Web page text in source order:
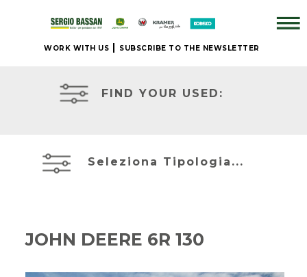
WORK WITH US SUBSCRIBE TO THE NEWSLETTER
NEW
FIND YOUR USED:
Seleziona Tipologia...
JOHN DEERE 6R 130
TELESCOPIC